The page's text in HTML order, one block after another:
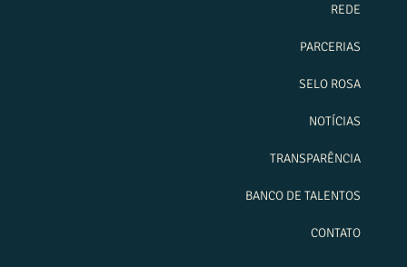
REDE
PARCERIAS
SELO ROSA
NOTÍCIAS
TRANSPARÊNCIA
BANCO DE TALENTOS
CONTATO